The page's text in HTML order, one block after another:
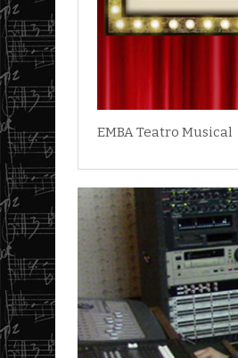
EMBA Teatro Musical